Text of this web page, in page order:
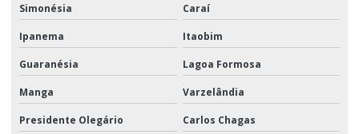
Simonésia Caraí
Ipanema Itaobim
Guaranésia Lagoa Formosa
Manga Varzelândia
Presidente Olegário Carlos Chagas